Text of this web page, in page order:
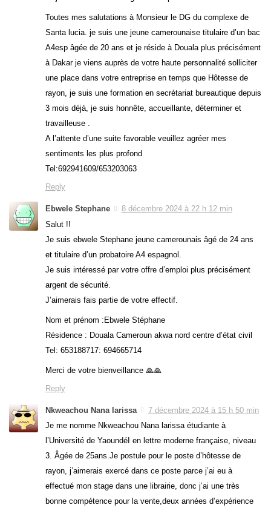
Toutes mes salutations à Monsieur le DG du complexe de
Santa lucia. je suis une jeune camerounaise titulaire d’un bac
A4esp âgée de 20 ans et je réside à Douala plus précisément
à Dakar je viens auprès de votre haute personnalité solliciter
une place dans votre entreprise en temps que Hôtesse de
rayon, je suis une formation en secrétariat bureautique depuis
3 mois déjà, je suis honnête, accueillante, déterminer et
travailleuse .
A l’attente d’une suite favorable veuillez agréer mes
sentiments les plus profond
Tel:692941609/653203063
Reply
Ebwele Stephane
8 décembre 2024 à 22 h 12 min
Salut !!
Je suis ebwele Stephane jeune camerounais âgé de 24 ans
et titulaire d’un probatoire A4 espagnol.
Je suis intéressé par votre offre d’emploi plus précisément
argent de sécurité.
J’aimerais fais partie de votre effectif.
Nom et prénom :Ebwele Stéphane
Résidence : Douala Cameroun akwa nord centre d’état civil
Tel: 653188717: 694665714
Merci de votre bienveillance 🙏🙏
Reply
Nkweachou Nana larissa
7 décembre 2024 à 15 h 50 min
Je me nomme Nkweachou Nana larissa étudiante à
l’Université de YaoundéI en lettre moderne française, niveau
3. Âgée de 25ans.Je postule pour le poste d’hôtesse de
rayon, j’aimerais exercé dans ce poste parce j’ai eu à
effectué mon stage dans une librairie, donc j’ai une très
bonne compétence pour la vente,deux années d’expérience